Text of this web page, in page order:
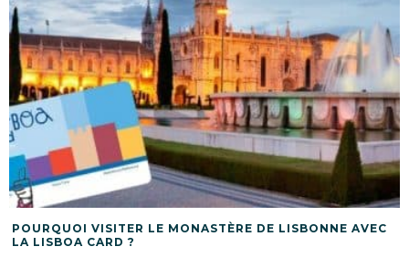
POURQUOI VISITER LE MONASTÈRE DE LISBONNE AVEC
LA LISBOA CARD ?